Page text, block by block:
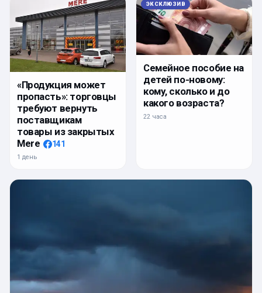
«Продукция может
пропасть»: торговцы
требуют вернуть
поставщикам
товары из закрытых
Mere
141
1 день
ЭКСКЛЮЗИВ
Семейное пособие на
детей по-новому:
кому, сколько и до
какого возраста?
22 часа